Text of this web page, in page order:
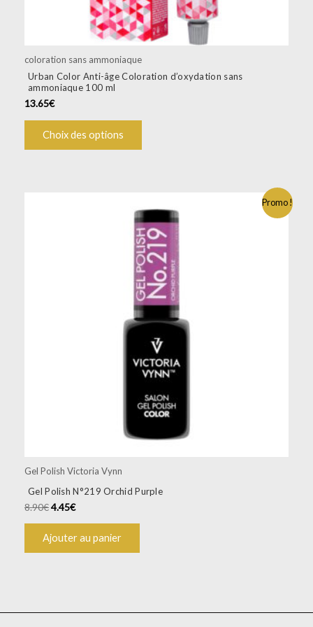
coloration sans ammoniaque
Urban Color Anti-âge Coloration d’oxydation sans
ammoniaque 100 ml
13.65€
Choix des options
du
produit
Promo !
Gel Polish Victoria Vynn
Gel Polish N°219 Orchid Purple
8.90€4.45€
Ajouter au panier